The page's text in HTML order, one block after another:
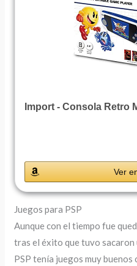
Import - Consola Retro
Ver
Juegos para PSP
Aunque con el tiempo fue
tras el éxito que tuvo sacaron
PSP tenía juegos muy buenos